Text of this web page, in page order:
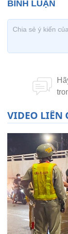
VIDEO LIÊN